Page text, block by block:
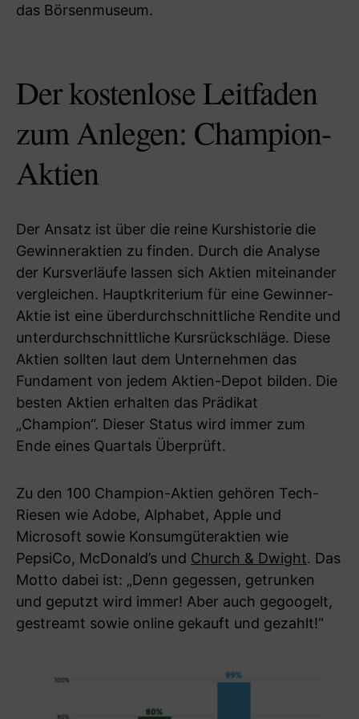
das Börsenmuseum.
Der kostenlose Leitfaden
zum Anlegen: Champion-
Aktien
Der Ansatz ist über die reine Kurshistorie die
Gewinneraktien zu finden. Durch die Analyse
der Kursverläufe lassen sich Aktien miteinander
vergleichen. Hauptkriterium für eine Gewinner-
Aktie ist eine überdurchschnittliche Rendite und
unterdurchschnittliche Kursrückschläge. Diese
Aktien sollten laut dem Unternehmen das
Fundament von jedem Aktien-Depot bilden. Die
besten Aktien erhalten das Prädikat
„Champion“. Dieser Status wird immer zum
Ende eines Quartals Überprüft.
Zu den 100 Champion-Aktien gehören Tech-
Riesen wie Adobe, Alphabet, Apple und
Microsoft sowie Konsumgüteraktien wie
PepsiCo, McDonald’s und Church & Dwight. Das
Motto dabei ist: „Denn gegessen, getrunken
und geputzt wird immer! Aber auch gegoogelt,
gestreamt sowie online gekauft und gezahlt!“